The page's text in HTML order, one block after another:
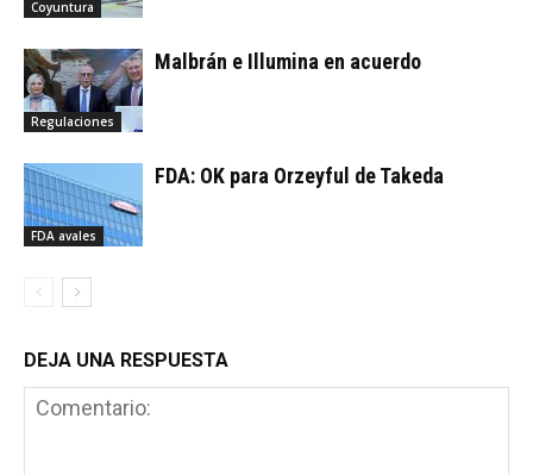
Coyuntura
Regulaciones
Malbrán e Illumina en acuerdo
FDA avales
FDA: OK para Orzeyful de Takeda
DEJA UNA RESPUESTA